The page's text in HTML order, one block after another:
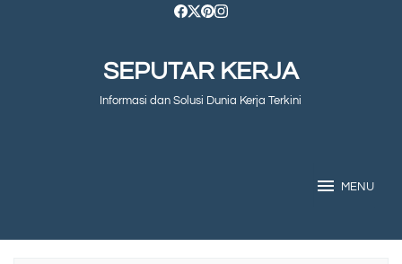
SEPUTAR KERJA
Informasi dan Solusi Dunia Kerja Terkini
MENU